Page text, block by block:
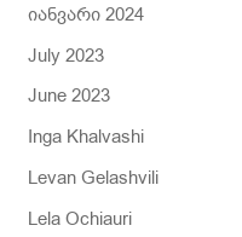
იანვარი 2024
July 2023
June 2023
Inga Khalvashi
Levan Gelashvili
Lela Ochiauri